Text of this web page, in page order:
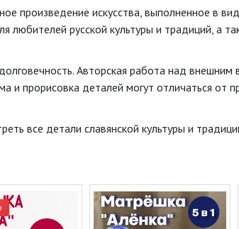
произведение искусства, выполненное в
русской культуры и традиций, а
Авторская работа над внешним
и прорисовка деталей могут отличаться от
все детали славянской культуры и